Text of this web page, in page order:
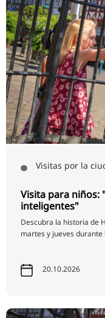
Visitas por la
Visita para niños:
inteligentes"
Descubra la historia de
martes y jueves durante
20.10.2026